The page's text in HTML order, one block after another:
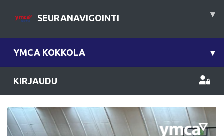
SEURANAVIGOINTI ▾
YMCA KOKKOLA ▾
KIRJAUDU